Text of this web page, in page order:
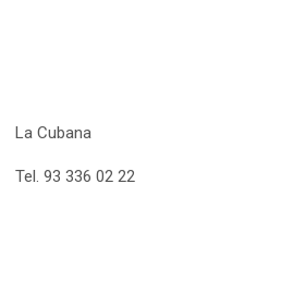
La Cubana
Tel. 93 336 02 22